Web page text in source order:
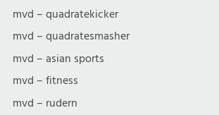
mvd – quadratekicker
mvd – quadratesmasher
mvd – asian sports
mvd – fitness
mvd – rudern